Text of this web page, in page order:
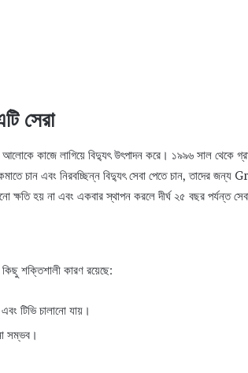
সেরা
কাজে লাগিয়ে বিদ্যুৎ উৎপাদন করে। ১৯৯৬ সাল থেকে
কমাতে চান এবং নিরবচ্ছিন্ন বিদ্যুৎ সেবা পেতে চান,
ক্ষতি হয় না এবং একবার স্থাপন করলে দীর্ঘ ২৫ বছর পর্যন্ত
শক্তিশালী কারণ রয়েছে:
টিভি চালানো যায়।
সম্ভব।